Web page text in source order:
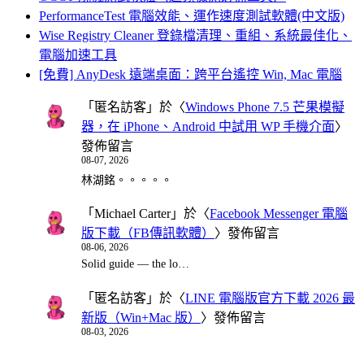
PerformanceTest 電腦效能、運作速度測試軟體(中文版)
Wise Registry Cleaner 登錄檔清理、重組、系統最佳化、
電腦加速工具
[免費] AnyDesk 遠端桌面：跨平台遙控 Win, Mac 電腦
「 匿名訪客 」於〈Windows Phone 7.5 芒果模擬
器，在 iPhone、Android 中試用 WP 手機介面〉
發佈留言
08-07, 2026
林湖銘。。。。。
「 Michael Carter」於〈Facebook Messenger 電腦
版下載（FB傳訊軟體） 〉發佈留言
08-06, 2026
Solid guide — the lo…
「 匿名訪客 」於〈LINE 電腦版官方下載 2026 最
新版（Win+Mac 版） 〉發佈留言
08-03, 2026